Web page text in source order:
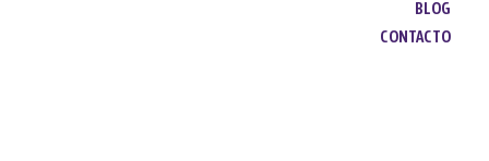
BLOG
CONTACTO